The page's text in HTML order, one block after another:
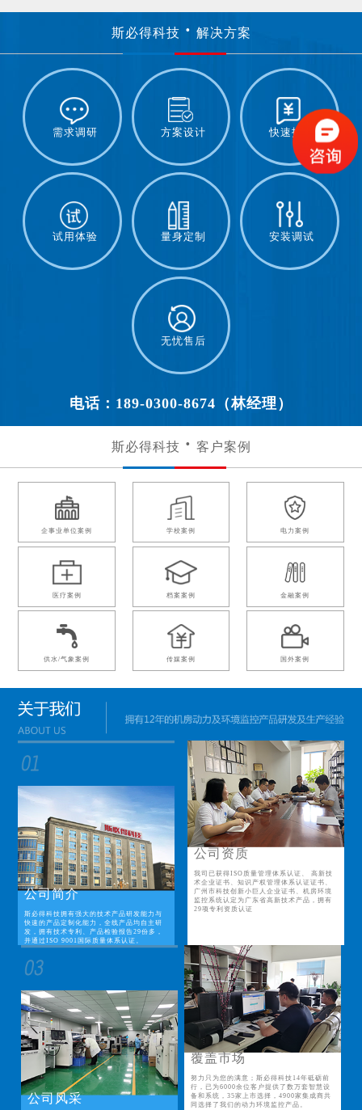
斯必得科技 解决方案
需求调研 方案设计 快速报价
试用体验 量身定制 安装调试
无忧售后
电话：189-0300-8674（林经理）
斯必得科技 客户案例
企事业单位案例 学校案例 电力案例
医疗案例 档案案例 金融案例
供水/气象案例 传媒案例 国外案例
公司简介
斯必得科技拥有强大的技术产品研发能力与
快速的产品定制化能力，全线产品均自主研
发，拥有技术专利、产品检验报告29份多，
并通过ISO 9001国际质量体系认证。
公司资质
我司已获得ISO质量管理体系认证、 高新技
术企业证书、知识产权管理体系认证证书、
广州市科技创新小巨人企业证书、机房环境
监控系统认定为广东省高新技术产品，拥有
29项专利资质认证
公司风采
覆盖市场
努力只为您的满意；斯必得科技14年砥砺前
行，已为6000余位客户提供了数万套智慧设
备和系统，35家上市选择，4900家集成商共
同选择了我们的动力环境监控产品。